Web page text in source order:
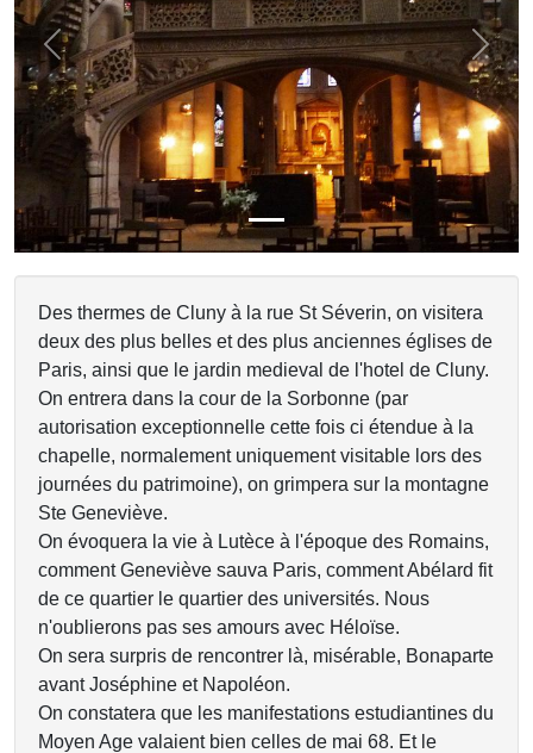
Previous Next
Des thermes de Cluny à la rue St Séverin, on visitera
deux des plus belles et des plus anciennes églises de
Paris, ainsi que le jardin medieval de l'hotel de Cluny.
On entrera dans la cour de la Sorbonne (par
autorisation exceptionnelle cette fois ci étendue à la
chapelle, normalement uniquement visitable lors des
journées du patrimoine), on grimpera sur la montagne
Ste Geneviève.
On évoquera la vie à Lutèce à l'époque des Romains,
comment Geneviève sauva Paris, comment Abélard fit
de ce quartier le quartier des universités. Nous
n'oublierons pas ses amours avec Héloïse.
On sera surpris de rencontrer là, misérable, Bonaparte
avant Joséphine et Napoléon.
On constatera que les manifestations estudiantines du
Moyen Age valaient bien celles de mai 68. Et le